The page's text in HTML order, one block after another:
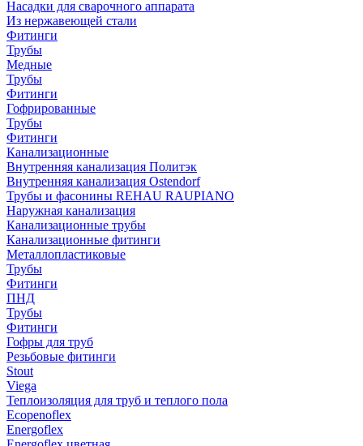
Насадки для сварочного аппарата
Из нержавеющей стали
Фитинги
Трубы
Медные
Трубы
Фитинги
Гофрированные
Трубы
Фитинги
Канализационные
Внутренняя канализация Политэк
Внутренняя канализация Ostendorf
Трубы и фасонины REHAU RAUPIANO
Наружная канализация
Канализационные трубы
Канализационные фитинги
Металлопластиковые
Трубы
Фитинги
ПНД
Трубы
Фитинги
Гофры для труб
Резьбовые фитинги
Stout
Viega
Теплоизоляция для труб и теплого пола
Ecopenoflex
Energoflex